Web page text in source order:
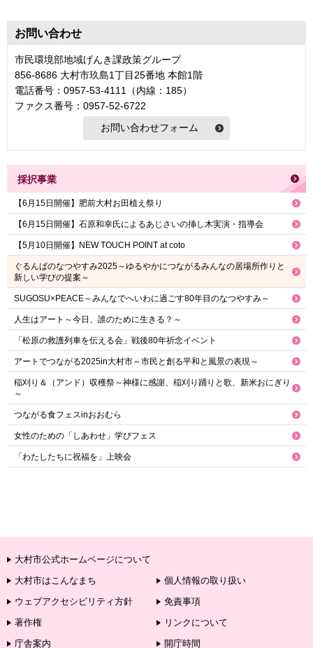
お問い合わせ
市民環境部地域げんき課政策グループ
856-8686 大村市玖島1丁目25番地 本館1階
電話番号：0957-53-4111（内線：185）
ファクス番号：0957-52-6722
採択事業
【6月15日開催】肥前大村お田植え祭り
【6月15日開催】石原和幸氏によるあじさいの挿し木実演・指導会
【5月10日開催】NEW TOUCH POINT at coto
ぐるんぱのなつやすみ2025～ゆるやかにつながるみんなの居場所作りと
新しい学びの提案～
SUGOSU×PEACE～みんなでへいわに過ごす80年目のなつやすみ～
人生はアート～今日、誰のために生きる？～
「松原の救護列車を伝える会」戦後80年祈念イベント
アートでつながる2025in大村市～市民と創る平和と風景の表現～
稲刈り＆（アンド）収穫祭～神様に感謝、稲刈り踊りと歌、新米おにぎり
～
つながる食フェスinおおむら
女性のための「しあわせ」学びフェス
「わたしたちに祝福を」上映会
大村市公式ホームページについて
大村市はこんなまち
個人情報の取り扱い
ウェブアクセシビリティ方針
免責事項
著作権
リンクについて
庁舎案内
開庁時間